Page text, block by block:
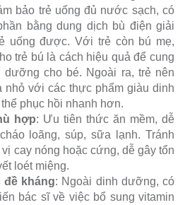
bảo trẻ uống đủ nước sạch, có
bằng dung dịch bù điện giải
uống được. Với trẻ còn bú mẹ,
trẻ bú là cách hiệu quả để cung
cho bé. Ngoài ra, trẻ nên
với các thực phẩm giàu dinh
phục hồi nhanh hơn.
hợp: Ưu tiên thức ăn mềm, dễ
loãng, súp, sữa lạnh. Tránh
cay nóng hoặc cứng, dễ gây tổn
loét miệng.
kháng: Ngoài dinh dưỡng, có
bác sĩ về việc bổ sung vitamin